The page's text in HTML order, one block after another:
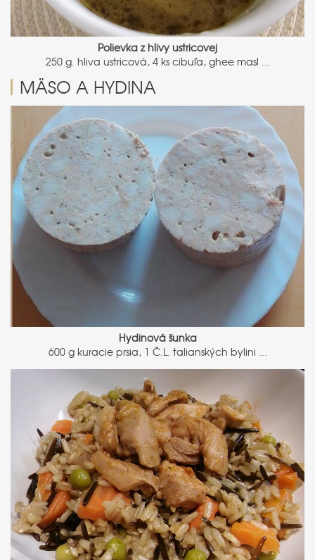
Polievka z hlivy ustricovej
250 g. hliva ustricová, 4 ks cibuľa, ghee masl ...
MÄSO A HYDINA
Hydinová šunka
600 g kuracie prsia, 1 Č.L. talianských bylini ...